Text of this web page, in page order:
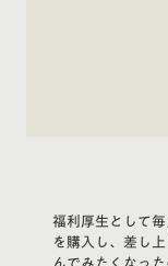
福利厚生として
を購入し、差し
んでみたくなっ